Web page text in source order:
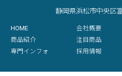
静岡県浜松市中央区
HOME 会社概要
商品紹介
注目商品
専門インフォ
採用情報